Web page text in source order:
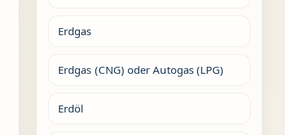
Erdgas
Erdgas (CNG) oder Autogas (LPG)
Erdöl